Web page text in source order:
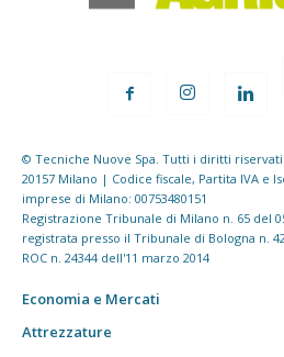
© Tecniche Nuove Spa. Tutti i diritti
20157 Milano | Codice fiscale, Partita IVA e
imprese di Milano: 00753480151
Registrazione Tribunale di Milano n. 65 del
registrata presso il Tribunale di Bologna n.
ROC n. 24344 dell'11 marzo 2014
Economia e Mercati
Attrezzature